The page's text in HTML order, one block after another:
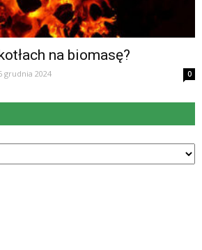
na biomasę?
grudnia 2024 0